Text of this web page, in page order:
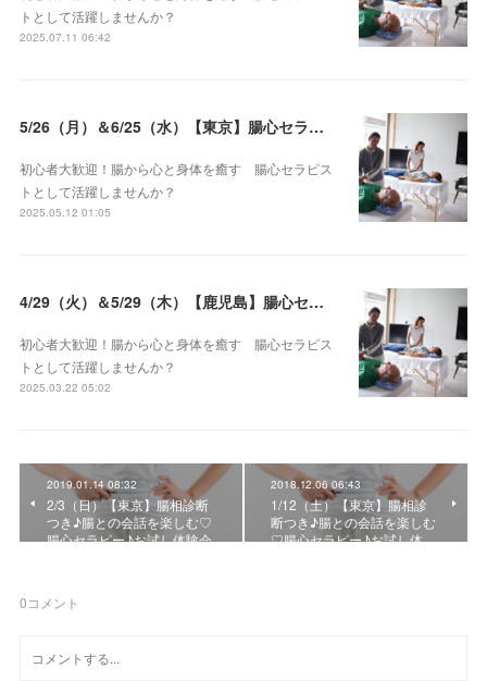
トとして活躍しませんか？
2025.07.11 06:42
5/26（月）＆6/25（水）【東京】腸心セラピスト養成コース《２日間コース》開講決定
初心者大歓迎！腸から心と身体を癒す 腸心セラピス
トとして活躍しませんか？
2025.05.12 01:05
4/29（火）＆5/29（木）【鹿児島】腸心セラピスト養成コース《２日間コース》開講決定
初心者大歓迎！腸から心と身体を癒す 腸心セラピス
トとして活躍しませんか？
2025.03.22 05:02
2019.01.14 08:32
2/3（日）【東京】腸相診断
つき♪腸との会話を楽しむ♡
腸心セラピー♪お試し体験会
2018.12.06 06:43
1/12（土）【東京】腸相診
断つき♪腸との会話を楽しむ
♡腸心セラピー♪お試し体…
0コメント